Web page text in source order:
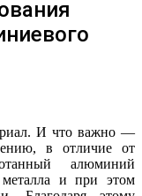
И что важно —
в отличие от
алюминий
металла и при этом